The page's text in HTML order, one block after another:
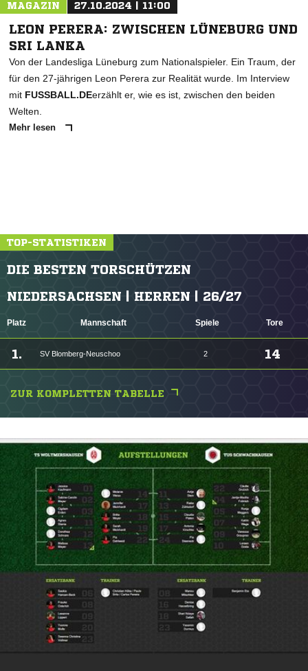
MAGAZIN 27.10.2024 | 11:00
LEON PERERA: ZWISCHEN LÜNEBURG UND
SRI LANKA
Von der Landesliga Lüneburg zum Nationalspieler. Ein Traum, der
für den 27-jährigen Leon Perera zur Realität wurde. Im Interview
mit FUSSBALL.DEerzählt er, wie es ist, zwischen den beiden
Welten.
Mehr lesen
TOP-STATISTIKEN
DIE BESTEN TORSCHÜTZEN
NIEDERSACHSEN | HERREN | 26/27
Platz Mannschaft Spiele Tore
1. SV Blomberg-Neuschoo 2 14
ZUR KOMPLETTEN TABELLE